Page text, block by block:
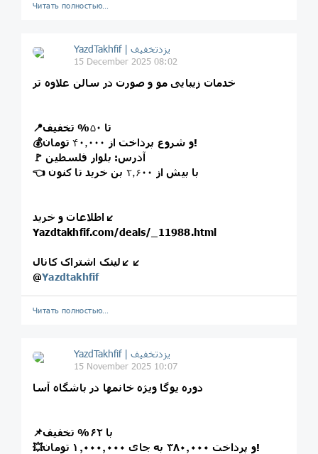
Читать полностью…
15 December 2025 08:02
خدمات زیبایی مو و صورت در سالن علاوه تر
📍تا ۵۰% تخفیف
💰و شروع پرداخت از ۴۰٫۰۰۰
تومان!
🚩 آدرس: بلوار فلسطین
👈 با بیش از ۲٫۶۰۰ بن خرید تا کنون
اطلاعات و خرید↙️
Yazdtakhfif.com/deals/_11988.html
لینک اشتراک کانال↙️↙️
@Yazdtakhfif
Читать полностью…
15 November 2025 10:07
دوره یوگا ویژه خانمها در باشگاه آسا
📌با ۶۲% تخفیف
💥و پرداخت ۳۸۰٫۰۰۰ به جای ۱٫۰۰۰٫۰۰۰ تومان!